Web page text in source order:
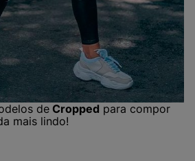
de Cropped para compor
mais lindo!